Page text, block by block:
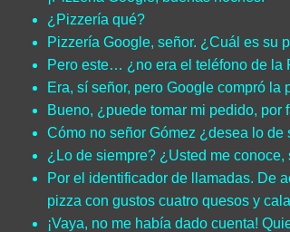
¿Pizzería qué?
Pizzería Google, señor. ¿Cuál es su
Pero este… ¿no era el teléfono de la
Era, sí señor, pero Google compró
Bueno, ¿puede tomar mi pedido, por
Cómo no señor Gómez ¿desea lo de
¿Lo de siempre? ¿Usted me conoce,
Por el identificador de llamadas. De
pizza con gustos cuatro quesos y
¡Vaya, no me había dado cuenta!